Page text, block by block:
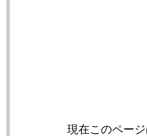
現在このページ